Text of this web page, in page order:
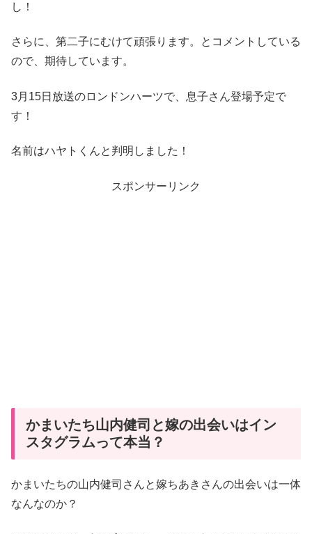
し！
さらに、第二子にむけて頑張ります。とコメントしている
ので、期待しています。
3月15日放送のロンドンハーツで、息子さん登場予定で
す！
名前はハヤトくんと判明しました！
スポンサーリンク
かまいたち山内健司と嫁の出会いはイン
スタグラムって本当？
かまいたちの山内健司さんと嫁ちあきさんの出会いは一体
なんなのか？